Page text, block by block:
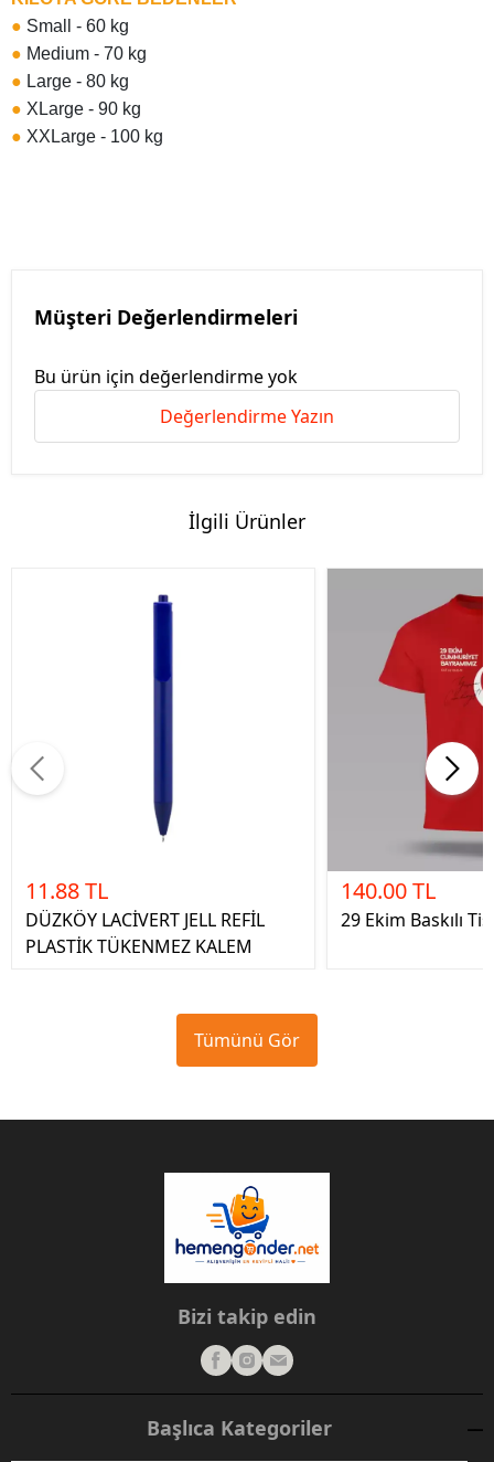
● Small - 60 kg
● Medium - 70 kg
● Large - 80 kg
● XLarge - 90 kg
● XXLarge - 100 kg
Müşteri Değerlendirmeleri
Bu ürün için değerlendirme yok
Değerlendirme Yazın
İlgili Ürünler
11.88 TL
DÜZKÖY LACİVERT JELL REFİL
PLASTİK TÜKENMEZ KALEM
140.00 TL
29 Ekim Baskılı
Tümünü Gör
Bizi takip edin
Başlıca Kategoriler